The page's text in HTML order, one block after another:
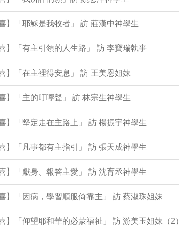
】「耶穌是我牧者」 訪 莊漢中神學生
】「有主引領的人生路」 訪 李寶瑞執事
】「在主裡得安息」 訪 王美恩姐妹
】「主的叮嚀聲」 訪 林宗生神學生
】「堅定走在主路上」 訪 楊振宇神學生
】「凡事都有主指引」 訪 張天成神學生
】「獻身、報答主愛」 訪 沈育丞神學生
】「因病，學習順服倚靠主」 訪 蔡淑珠姐妹
】「仰望耶和華的必蒙福祉」 訪 游美玉姐妹（2